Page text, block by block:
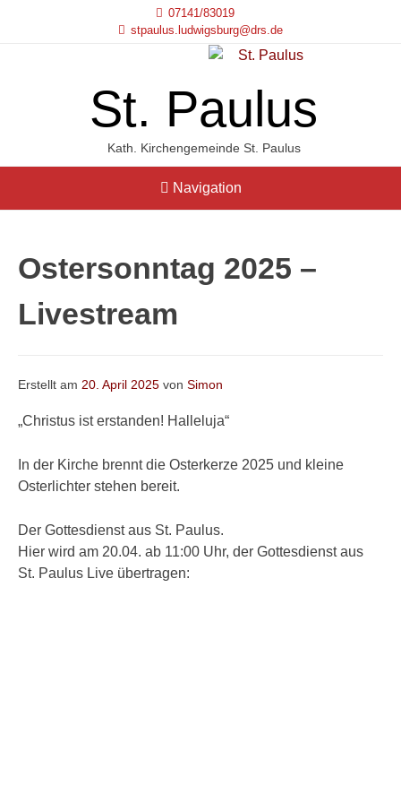
07141/83019
stpaulus.ludwigsburg@drs.de
St. Paulus
Kath. Kirchengemeinde St. Paulus
Navigation
Ostersonntag 2025 –
Livestream
Erstellt am 20. April 2025 von Simon
„Christus ist erstanden! Halleluja“
In der Kirche brennt die Osterkerze 2025 und kleine
Osterlichter stehen bereit.
Der Gottesdienst aus St. Paulus.
Hier wird am 20.04. ab 11:00 Uhr, der Gottesdienst aus
St. Paulus Live übertragen: